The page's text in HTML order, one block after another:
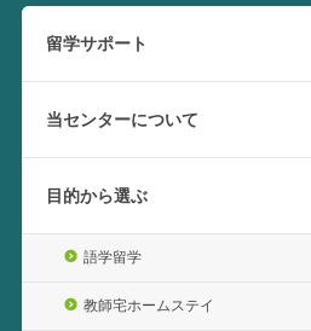
留学サポート
当センターについて
目的から選ぶ
語学留学
教師宅ホームステイ